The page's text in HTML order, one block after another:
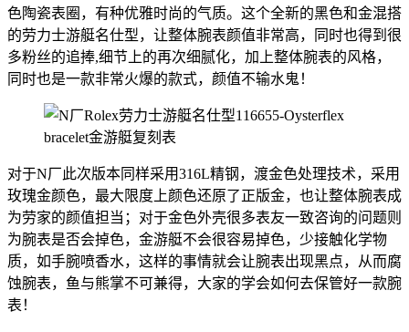
色陶瓷表圈，有种优雅时尚的气质。这个全新的黑色和金混搭
的劳力士游艇名仕型，让整体腕表颜值非常高，同时也得到很
多粉丝的追捧,细节上的再次细腻化，加上整体腕表的风格，
同时也是一款非常火爆的款式，颜值不输水鬼！
对于N厂此次版本同样采用316L精钢，渡金色处理技术，采用
玫瑰金颜色，最大限度上颜色还原了正版金，也让整体腕表成
为劳家的颜值担当；对于金色外壳很多表友一致咨询的问题则
为腕表是否会掉色，金游艇不会很容易掉色，少接触化学物
质，如手腕喷香水，这样的事情就会让腕表出现黑点，从而腐
蚀腕表，鱼与熊掌不可兼得，大家的学会如何去保管好一款腕
表！